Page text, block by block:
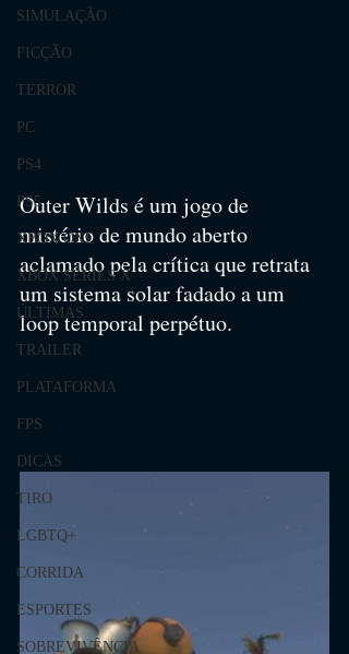
SIMULAÇÃO
FICÇÃO
TERROR
PC
PS4
PS5
XBOX ONE
XBOX SERIES X
ÚLTIMAS
TRAILER
PLATAFORMA
FPS
DICAS
TIRO
LGBTQ+
CORRIDA
ESPORTES
SOBREVIVÊNCIA
Outer Wilds é um jogo de
mistério de mundo aberto
aclamado pela crítica que retrata
um sistema solar fadado a um
loop temporal perpétuo.